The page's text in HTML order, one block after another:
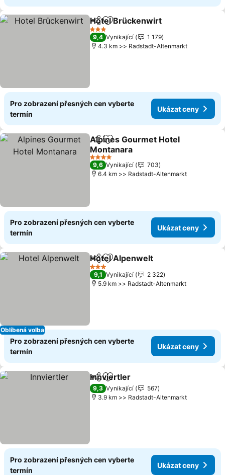
SdíletPřidat na seznam oblíbených
Hotel Brückenwirt
3 Počet hvězdiček
9,4 Vynikající
1 179
4.3 km >> Radstadt-Altenmarkt
Pro zobrazení přesných cen vyberte
termín
Ukázat ceny
SdíletPřidat na seznam oblíbených
Alpines Gourmet Hotel
Montanara
Ukázat ceny
4 Počet hvězdiček
9,6 Vynikající
703
6.4 km >> Radstadt-Altenmarkt
Pro zobrazení přesných cen vyberte
termín
Ukázat ceny
Oblíbená volba
SdíletPřidat na seznam oblíbených
Hotel Alpenwelt
3 Počet hvězdiček
9,1 Vynikající
2 322
5.9 km >> Radstadt-Altenmarkt
Pro zobrazení přesných cen vyberte
termín
Ukázat ceny
SdíletPřidat na seznam oblíbených
Innviertler
9,3 Vynikající
567
3.9 km >> Radstadt-Altenmarkt
Pro zobrazení přesných cen vyberte
termín
Ukázat ceny